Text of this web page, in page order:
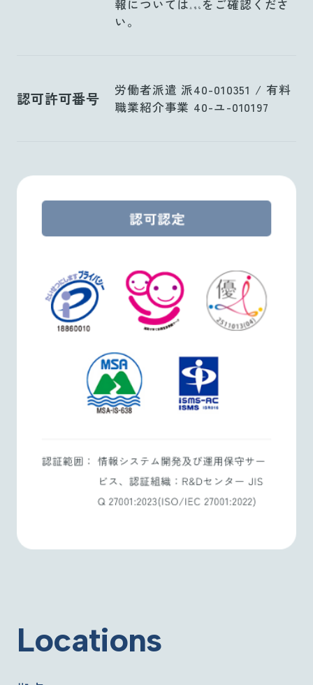
報については こちら をご確認くださ
い。
認可許可番号
労働者派遣 派40-010351 / 有料
職業紹介事業 40-ユ-010197
Locations